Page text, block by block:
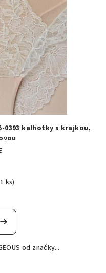
0393 kalhotky s krajkou,
ks)
od značky...